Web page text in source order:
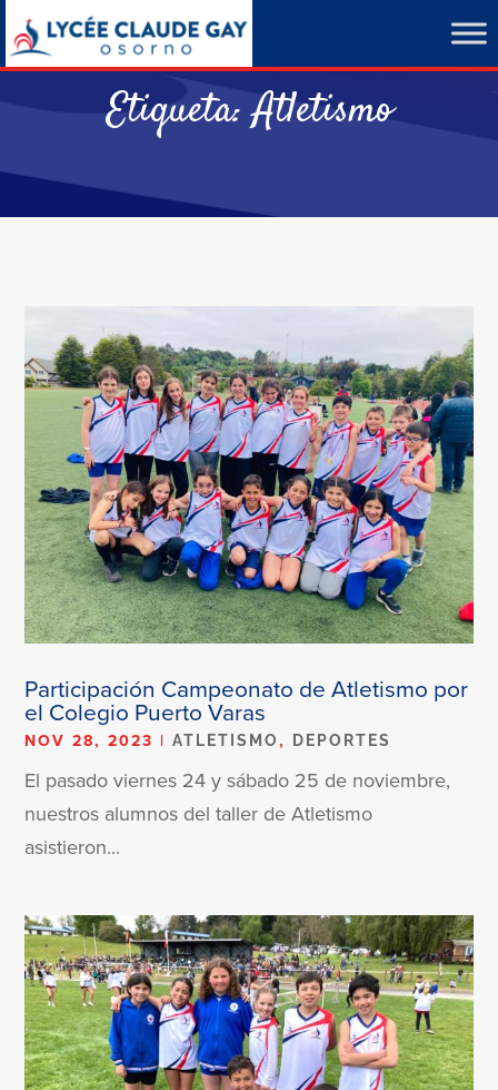
Etiqueta:Atletismo
Participación Campeonato de Atletismo por
el Colegio Puerto Varas
NOV 28, 2023 |ATLETISMO, DEPORTES
El pasado viernes 24 y sábado 25 de noviembre,
nuestros alumnos del taller de Atletismo
asistieron...